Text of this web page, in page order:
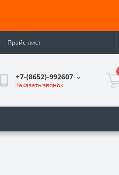
Прайс-лист
+7-(8652)-992607
Заказать звонок